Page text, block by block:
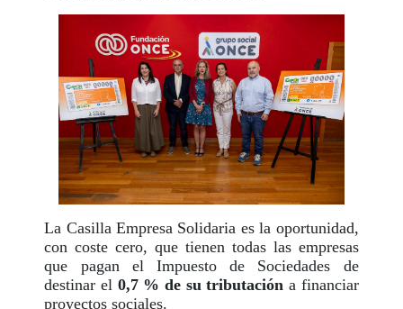
La Casilla Empresa Solidaria es la oportunidad,
con coste cero, que tienen todas las empresas
que pagan el Impuesto de Sociedades de
destinar el 0,7 % de su tributación a financiar
proyectos sociales.